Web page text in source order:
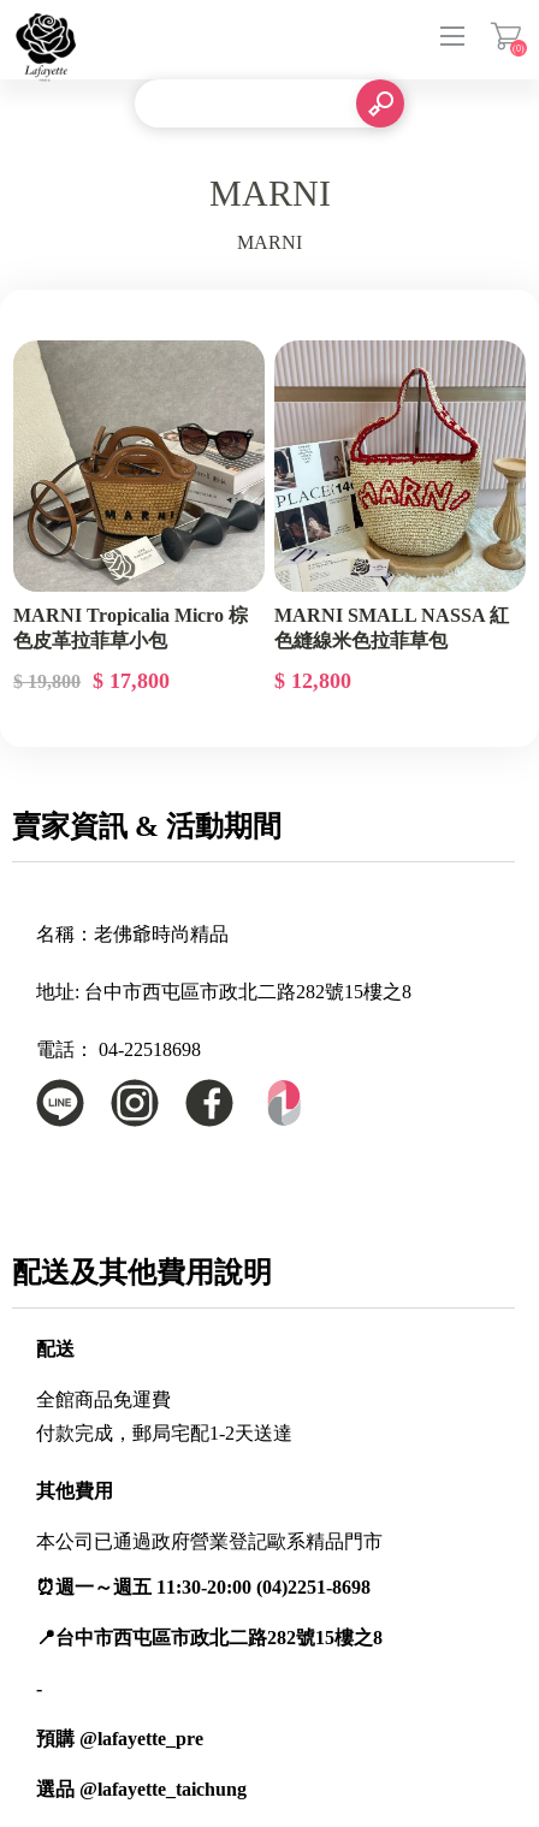
(0)
MARNI
MARNI
MARNI Tropicalia Micro 棕
色皮革拉菲草小包
$ 19,800
$ 17,800
MARNI SMALL NASSA 紅
色縫線米色拉菲草包
$ 12,800
賣家資訊 & 活動期間
名稱： 老佛爺時尚精品
地址: 台中市西屯區市政北二路282號15樓之8
電話： 04-22518698
配送及其他費用說明
配送
全館商品免運費
付款完成，郵局宅配1-2天送達
其他費用
本公司已通過政府營業登記歐系精品門市
⏰週一～週五 11:30-20:00 (04)2251-8698
📍台中市西屯區市政北二路282號15樓之8
-
預購 @lafayette_pre
選品 @lafayette_taichung